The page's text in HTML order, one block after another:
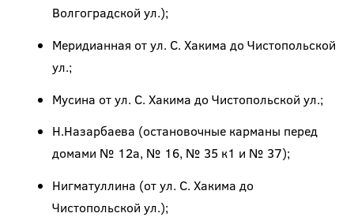
Волгоградской ул.);
Меридианная от ул. С. Хакима до Чистопольской
ул.;
Мусина от ул. С. Хакима до Чистопольской ул.;
Н.Назарбаева (остановочные карманы перед
домами № 12а, № 16, № 35 к1 и № 37);
Нигматуллина (от ул. С. Хакима до
Чистопольской ул.);